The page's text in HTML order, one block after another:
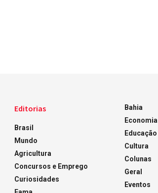
Editorias
Brasil
Mundo
Agricultura
Concursos e Emprego
Curiosidades
Bahia
Economia
Educação
Cultura
Colunas
Geral
Eventos